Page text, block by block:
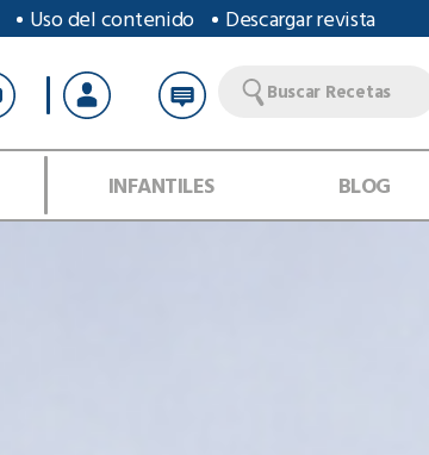
Uso del contenido Descargar revista
Buscar Recetas
INFANTILES BLOG